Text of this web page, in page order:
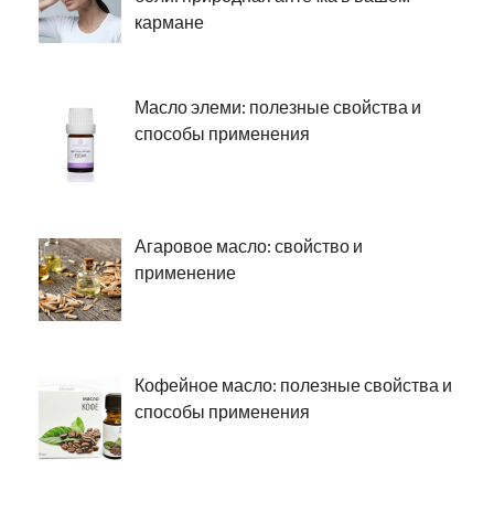
кармане
Масло элеми: полезные свойства и
способы применения
Агаровое масло: свойство и
применение
Кофейное масло: полезные свойства и
способы применения